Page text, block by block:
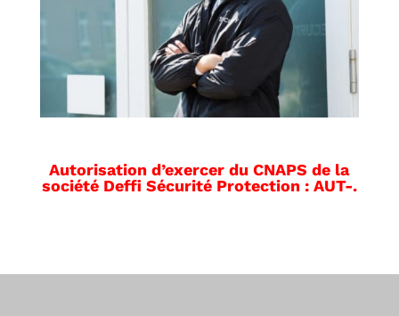
Autorisation d’exercer du CNAPS de la
société Deffi Sécurité Protection : AUT-.